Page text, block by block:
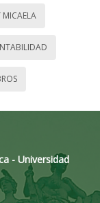
MICAELA
- Universidad